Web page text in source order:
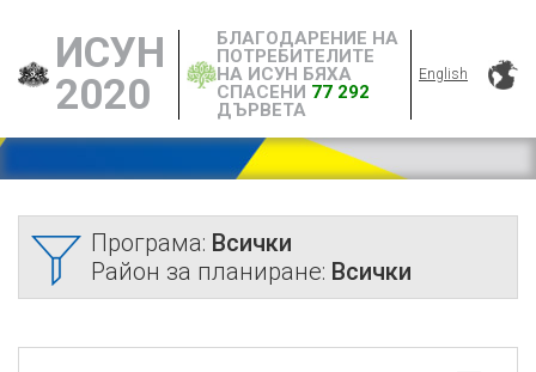
ИСУН
2020
БЛАГОДАРЕНИЕ НА
ПОТРЕБИТЕЛИТЕ
НА ИСУН БЯХА
СПАСЕНИ 77 292
ДЪРВЕТА
English
Програма: Всички
Район за планиране: Всички